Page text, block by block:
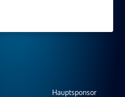
Hauptsponsor